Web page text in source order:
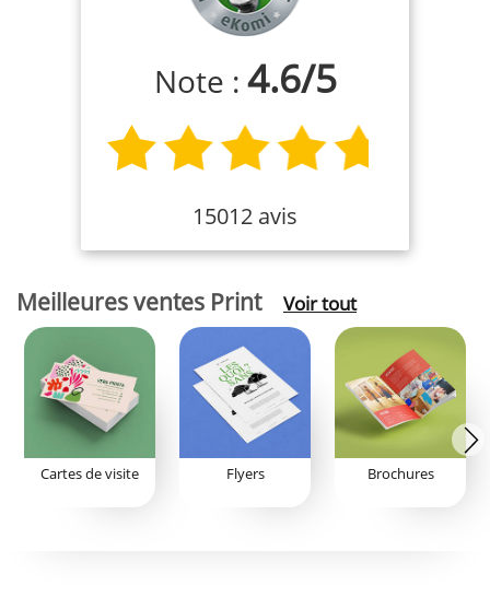
Note : 4.6/5
15012 avis
Meilleures ventes Print Voir tout
Cartes de visite Flyers Brochures